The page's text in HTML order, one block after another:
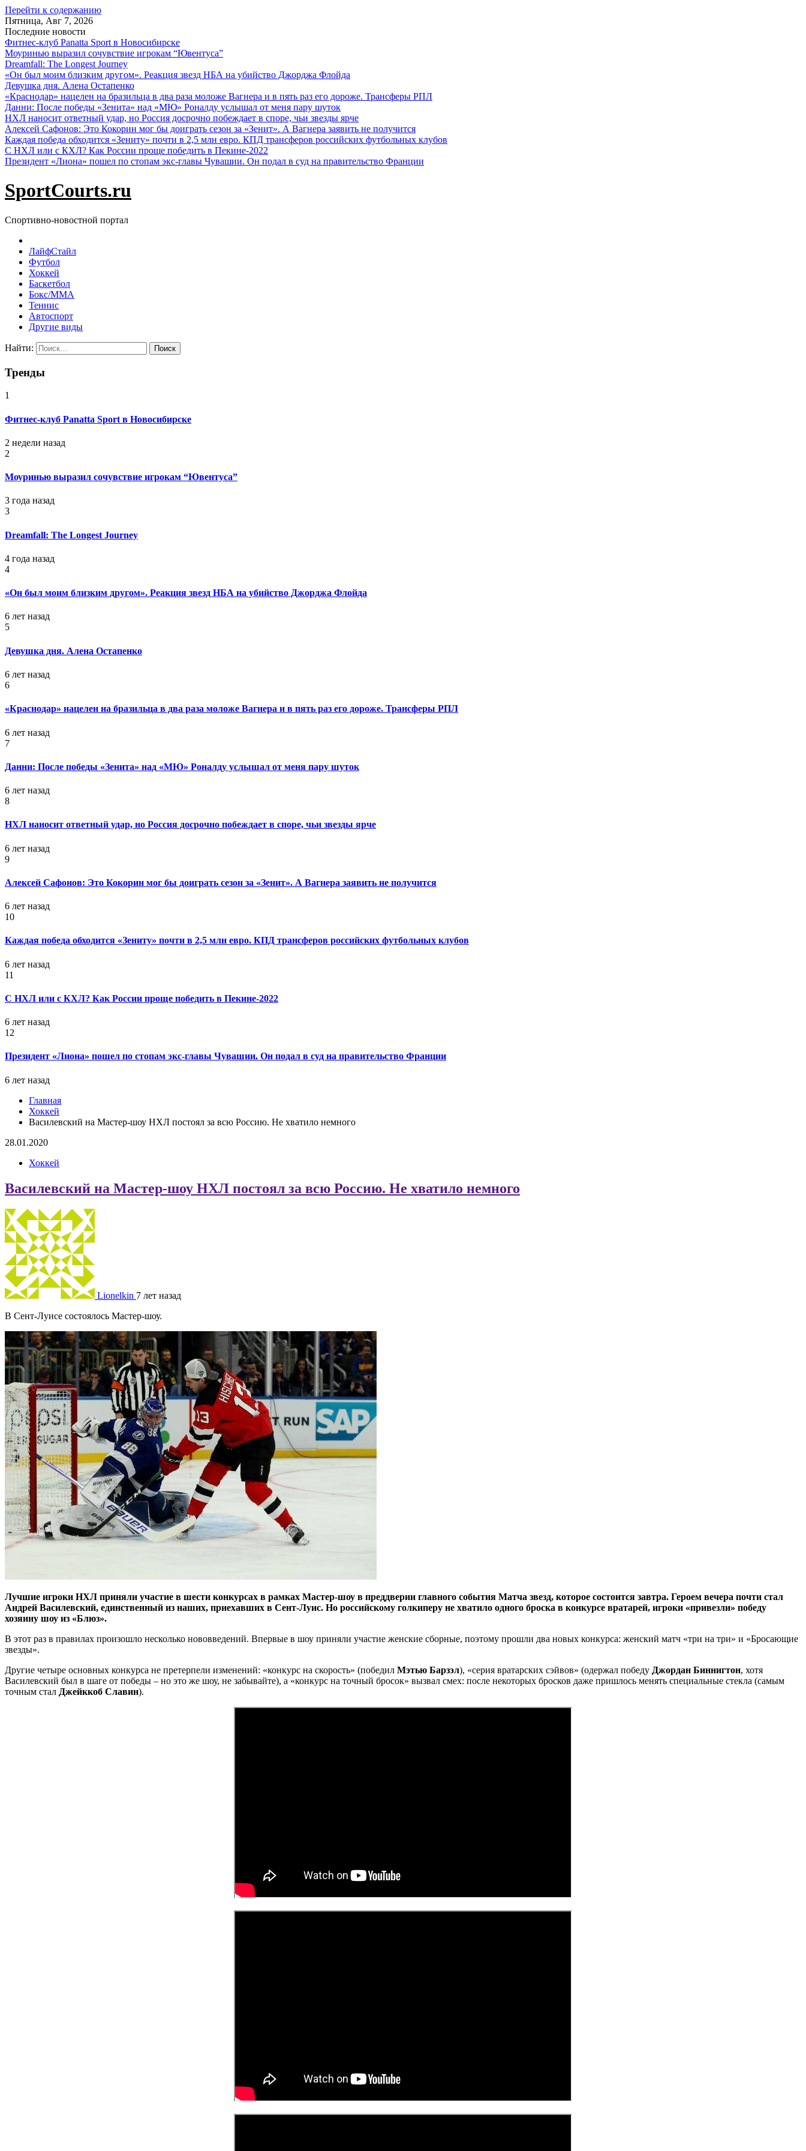
Перейти к содержанию
Пятница, Авг 7, 2026
Последние новости
Фитнес-клуб Panatta Sport в Новосибирске
Моуринью выразил сочувствие игрокам “Ювентуса”
Dreamfall: The Longest Journey
«Он был моим близким другом». Реакция звезд НБА на убийство Джорджа Флойда
Девушка дня. Алена Остапенко
«Краснодар» нацелен на бразильца в два раза моложе Вагнера и в пять раз его дороже. Трансферы РПЛ
Данни: После победы «Зенита» над «МЮ» Роналду услышал от меня пару шуток
НХЛ наносит ответный удар, но Россия досрочно побеждает в споре, чьи звезды ярче
Алексей Сафонов: Это Кокорин мог бы доиграть сезон за «Зенит». А Вагнера заявить не получится
Каждая победа обходится «Зениту» почти в 2,5 млн евро. КПД трансферов российских футбольных клубов
С НХЛ или с КХЛ? Как России проще победить в Пекине-2022
Президент «Лиона» пошел по стопам экс-главы Чувашии. Он подал в суд на правительство Франции
SportCourts.ru
Спортивно-новостной портал
ЛайфСтайл
Футбол
Хоккей
Баскетбол
Бокс/MMA
Теннис
Автоспорт
Другие виды
Найти:
Тренды
1
Фитнес-клуб Panatta Sport в Новосибирске
2 недели назад
2
Моуринью выразил сочувствие игрокам “Ювентуса”
3 года назад
3
Dreamfall: The Longest Journey
4 года назад
4
«Он был моим близким другом». Реакция звезд НБА на убийство Джорджа Флойда
6 лет назад
5
Девушка дня. Алена Остапенко
6 лет назад
6
«Краснодар» нацелен на бразильца в два раза моложе Вагнера и в пять раз его дороже. Трансферы РПЛ
6 лет назад
7
Данни: После победы «Зенита» над «МЮ» Роналду услышал от меня пару шуток
6 лет назад
8
НХЛ наносит ответный удар, но Россия досрочно побеждает в споре, чьи звезды ярче
6 лет назад
9
Алексей Сафонов: Это Кокорин мог бы доиграть сезон за «Зенит». А Вагнера заявить не получится
6 лет назад
10
Каждая победа обходится «Зениту» почти в 2,5 млн евро. КПД трансферов российских футбольных клубов
6 лет назад
11
С НХЛ или с КХЛ? Как России проще победить в Пекине-2022
6 лет назад
12
Президент «Лиона» пошел по стопам экс-главы Чувашии. Он подал в суд на правительство Франции
6 лет назад
Главная
Хоккей
Василевский на Мастер-шоу НХЛ постоял за всю Россию. Не хватило немного
28.01.2020
Хоккей
Василевский на Мастер-шоу НХЛ постоял за всю Россию. Не хватило немного
Lionelkin 7 лет назад
В Сент-Луисе состоялось Мастер-шоу.
Лучшие игроки НХЛ приняли участие в шести конкурсах в рамках Мастер-шоу в преддверии главного события Матча звезд, которое состоится завтра. Героем вечера почти стал
Андрей Василевский, единственный из наших, приехавших в Сент-Луис. Но российскому голкиперу не хватило одного броска в конкурсе вратарей, игроки «привезли» победу
хозяину шоу из «Блюз».
В этот раз в правилах произошло несколько нововведений. Впервые в шоу приняли участие женские сборные, поэтому прошли два новых конкурса: женский матч «три на три» и «Бросающие
звезды».
Другие четыре основных конкурса не претерпели изменений: «конкурс на скорость» (победил Мэтью Барзэл), «серия вратарских сэйвов» (одержал победу Джордан Биннигтон, хотя
Василевский был в шаге от победы – но это же шоу, не забывайте), а «конкурс на точный бросок» вызвал смех: после некоторых бросков даже пришлось менять специальные стекла (самым
точным стал Джейккоб Славин).